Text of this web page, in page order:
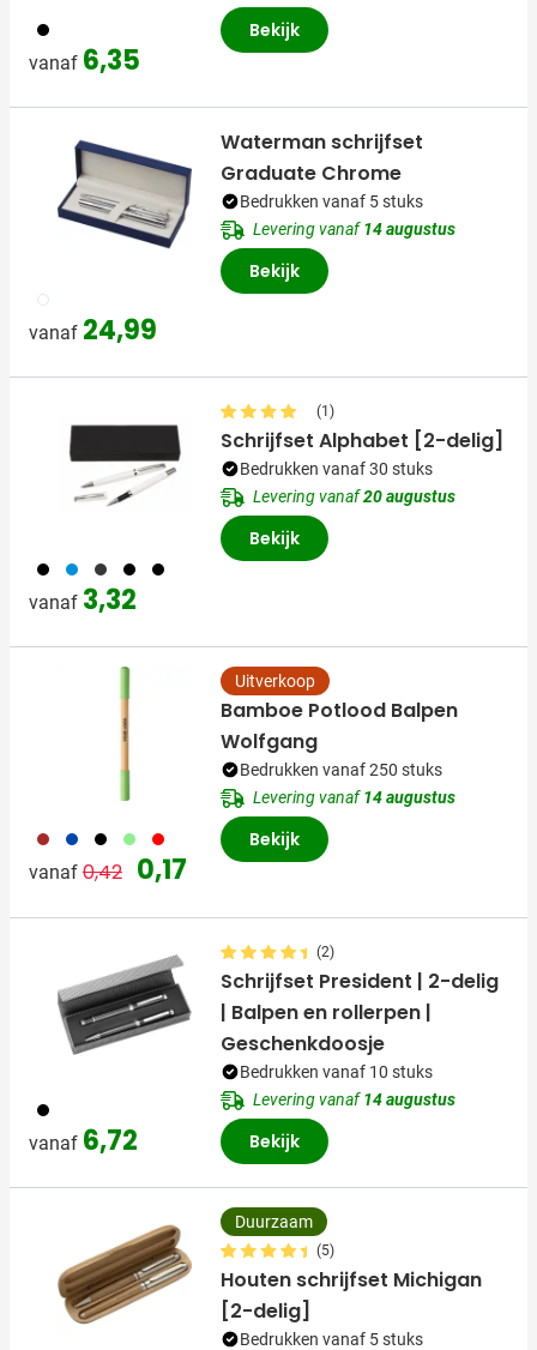
001
vanaf 6,35
Bekijk
032
vanaf 24,99
Waterman schrijfset
Graduate Chrome
Bedrukken vanaf 5 stuks
Levering vanaf14 augustus
Bekijk
001 002 003 005 008
vanaf 3,32
(1)
Schrijfset Alphabet [2-delig]
Bedrukken vanaf 30 stuks
Levering vanaf20 augustus
Bekijk
011 023 001 029 008
vanaf Normale prijs
0,42 Speciale prijs
0,17
Uitverkoop
Bamboe Potlood Balpen
Wolfgang
Bedrukken vanaf 250 stuks
Levering vanaf14 augustus
Bekijk
001
vanaf 6,72
(2)
Schrijfset President | 2-delig
| Balpen en rollerpen |
Geschenkdoosje
Bedrukken vanaf 10 stuks
Levering vanaf14 augustus
Bekijk
Duurzaam
(5)
Houten schrijfset Michigan
[2-delig]
Bedrukken vanaf 5 stuks